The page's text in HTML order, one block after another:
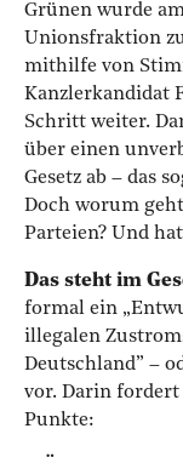
Grünen wurde
Unionsfraktion
mithilfe von
Kanzlerkandidat
Schritt weiter.
über einen
Gesetz ab – das
Doch worum
Parteien? Und
Das steht im
formal ein
illegalen
Deutschland” –
vor. Darin
Punkte: